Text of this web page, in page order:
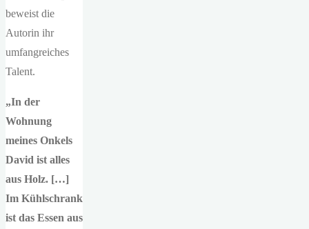
beweist die
Autorin ihr
umfangreiches
Talent.
„In der
Wohnung
meines Onkels
David ist alles
aus Holz. […]
Im Kühlschrank
ist das Essen aus